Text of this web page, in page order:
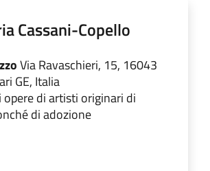
Cassani-Copello
Via Ravaschieri, 15, 16043
GE, Italia
opere di artisti originari di
di adozione